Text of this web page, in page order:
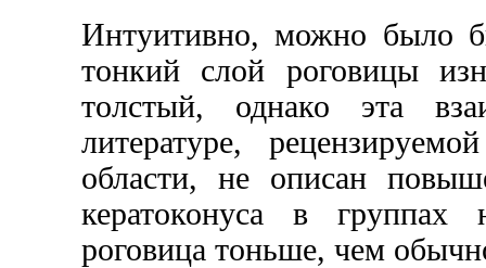
Интуитивно, можно было
тонкий слой роговицы
толстый, однако эта
литературе,
области, не описан
кератоконуса в группах
роговица тоньше, чем